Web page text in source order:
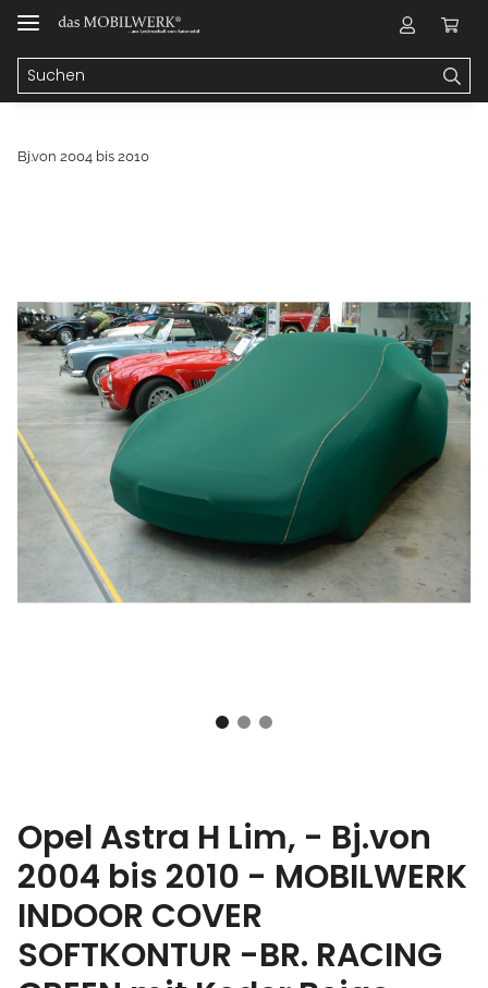
Bj.von 2004 bis 2010
Opel Astra H Lim, - Bj.von
2004 bis 2010 - MOBILWERK
INDOOR COVER
SOFTKONTUR -BR. RACING